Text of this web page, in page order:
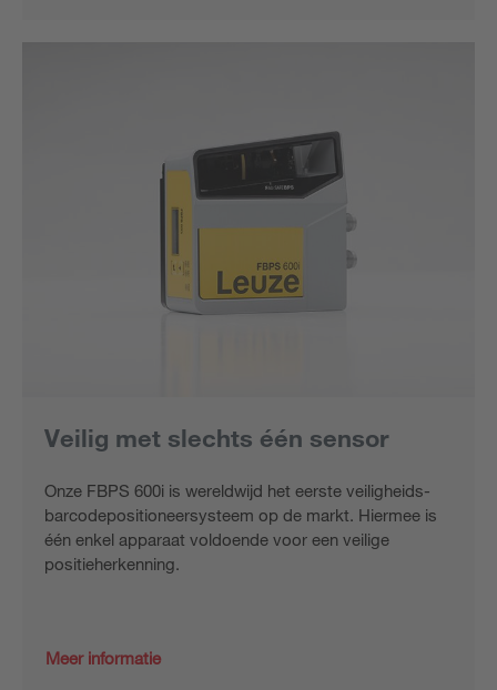
Veilig met slechts één sensor
Onze FBPS 600i is wereldwijd het eerste veiligheids-
barcodepositioneersysteem op de markt. Hiermee is
één enkel apparaat voldoende voor een veilige
positieherkenning.
Meer informatie